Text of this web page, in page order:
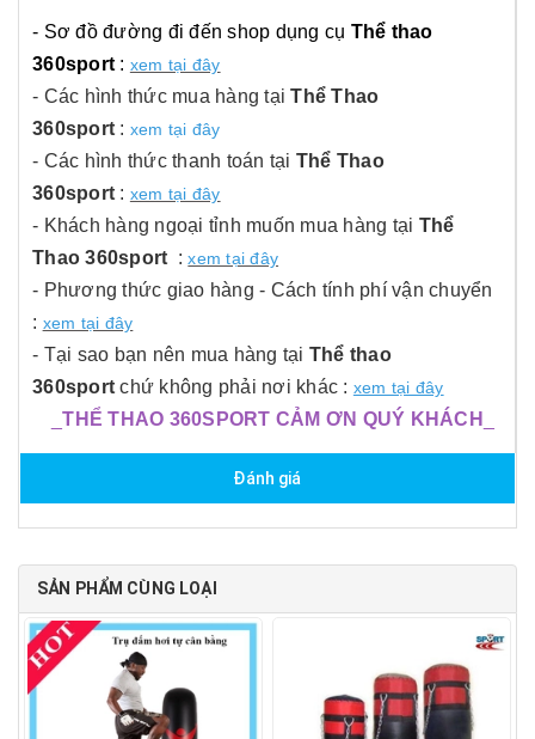
- Sơ đồ đường đi đến shop dụng cụ Thể thao
360sport : xem tại đây
- Các hình thức mua hàng tạiThể Thao
360sport : xem tại đây
- Các hình thức thanh toán tại Thể Thao
360sport : xem tại đây
- Khách hàng ngoại tỉnh muốn mua hàng tại Thể
Thao 360sport :xem tại đây
- Phương thức giao hàng - Cách tính phí vận chuyển
: xem tại đây
- Tại sao bạn nên mua hàng tại Thể thao
360sport chứ không phải nơi khác : xem tại đây
_THỂ THAO 360SPORT CẢM ƠN QUÝ KHÁCH
Đánh giá
SẢN PHẨM CÙNG LOẠI